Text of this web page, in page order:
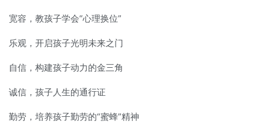
宽容，教孩子学会“心理换位”
乐观，开启孩子光明未来之门
自信，构建孩子动力的金三角
诚信，孩子人生的通行证
勤劳，培养孩子勤劳的“蜜蜂”精神